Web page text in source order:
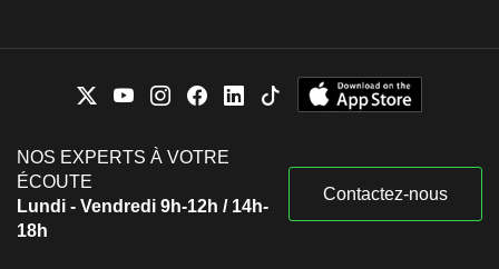
NOS EXPERTS À VOTRE
ÉCOUTE
Lundi - Vendredi 9h-12h / 14h-
18h
Contactez-nous